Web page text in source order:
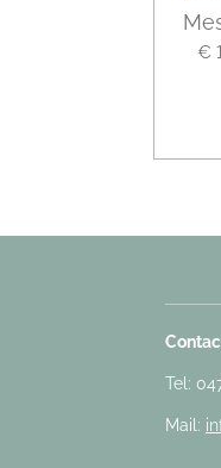
€
Tel:
Mail: